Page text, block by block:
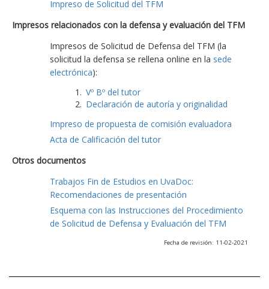
Impreso de Solicitud del TFM
Impresos relacionados con la defensa y evaluación del TFM
Impresos de Solicitud de Defensa del TFM (la
solicitud la defensa se rellena online en la sede
electrónica):
Vº Bº del tutor
Declaración de autoría y originalidad
Impreso de propuesta de comisión evaluadora
Acta de Calificación del tutor
Otros documentos
Trabajos Fin de Estudios en UvaDoc:
Recomendaciones de presentación
Esquema con las Instrucciones del Procedimiento
de Solicitud de Defensa y Evaluación del TFM
Fecha de revisión: 11-02-2021